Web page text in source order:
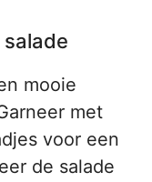
mooie
met
voor een
de salade